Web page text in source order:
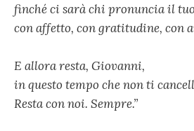
finché ci sarà chi pronuncia il
con affetto, con gratitudine, con
E allora resta, Giovanni,
in questo tempo che non ti
Resta con noi. Sempre.”